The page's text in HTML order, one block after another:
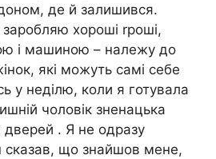
де й залишився.
хороші rроші,
і машиною – належу до
які можуть самі себе
у неділю, коли я готувала
чоловік зненацька
дверей . Я не одразу
сказав, що знайшов мене,